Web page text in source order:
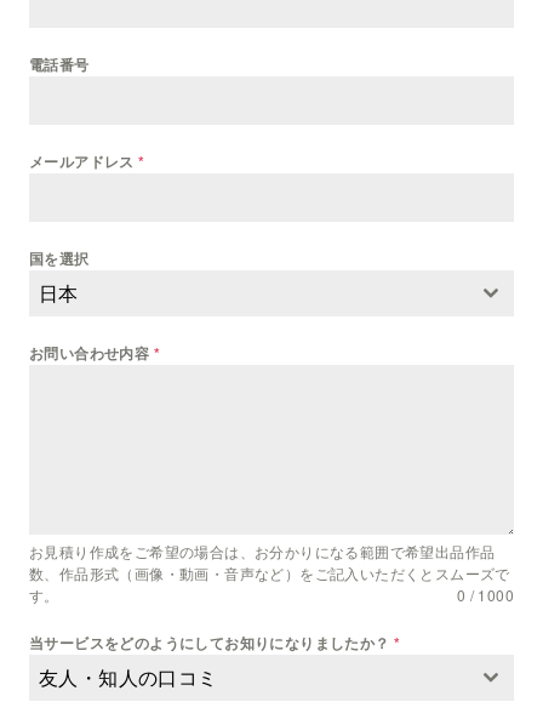
電話番号
メールアドレス*
国を選択
日本
お問い合わせ内容 *
お見積り作成をご希望の場合は、お分かりになる範囲で希望出品作品
数、作品形式（画像・動画・音声など）をご記入いただくとスムーズで
す。
0 / 1000
当サービスをどのようにしてお知りになりましたか？ *
友人・知人の口コミ